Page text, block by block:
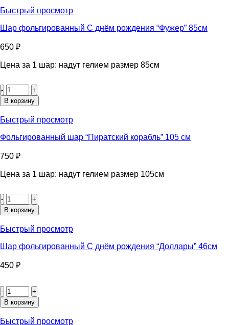
Быстрый просмотр
Шар фольгированный С днём рождения “Фужер” 85см
650 ₽
Цена за 1 шар: надут гелием размер 85см
товара
Шар
С
рождения
85см
В корзину
Быстрый просмотр
Фольгированный шар “Пиратский корабль” 105 см
750 ₽
Цена за 1 шар: надут гелием размер 105см
товара
Фольгированный
“Пиратский
105
В корзину
Быстрый просмотр
Шар фольгированный С днём рождения “Доллары” 46см
450 ₽
товара
Шар
фольгированный
С
В корзину
Быстрый просмотр